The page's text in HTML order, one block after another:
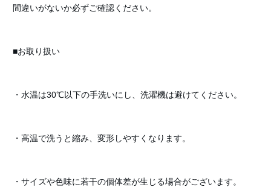
間違いがないか必ずご確認ください。
■お取り扱い
・水温は30℃以下の手洗いにし、洗濯機は避けてください。
・高温で洗うと縮み、変形しやすくなります。
・サイズや色味に若干の個体差が生じる場合がございます。